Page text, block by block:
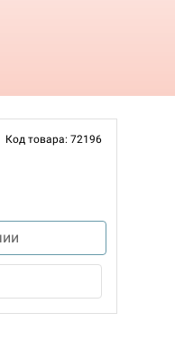
Код товара: 72196